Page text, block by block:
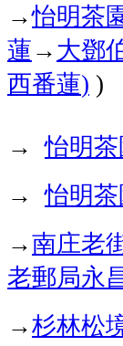
→怡明茶
蓮→大鄧
西番蓮) )
→ 怡明
→ 怡明
→南庄老
老郵局永
→杉林松